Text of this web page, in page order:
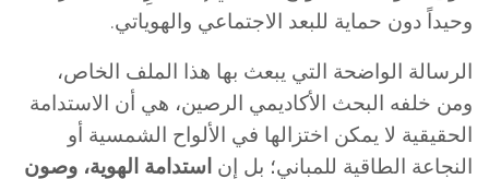
وحيداً دون حماية للبعد الاجتماعي والهوياتي.
الرسالة الواضحة التي يبعث بها هذا الملف الخاص،
ومن خلفه البحث الأكاديمي الرصين، هي أن الاستدامة
الحقيقية لا يمكن اختزالها في الألواح الشمسية أو
النجاعة الطاقية للمباني؛ بل إن استدامة الهوية، وصون